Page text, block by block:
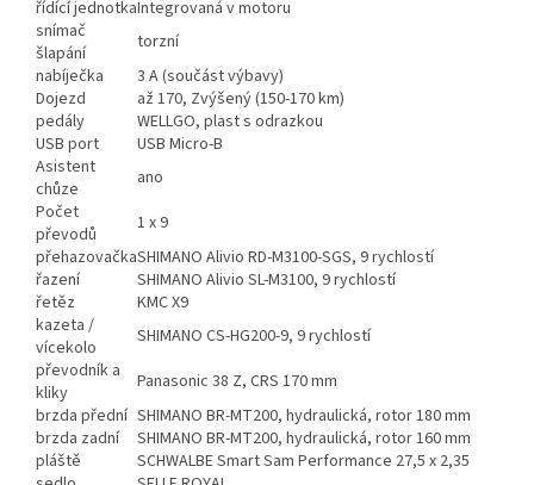
řídící jednotkaIntegrovaná v motoru
snímač
šlapání
torzní
nabíječka
3 A (součást výbavy)
Dojezd
až 170, Zvýšený (150-170 km)
pedály
WELLGO, plast s odrazkou
USB port
USB Micro-B
Asistent
chůze
ano
Počet
převodů
1 x 9
přehazovačkaSHIMANO Alivio RD-M3100-SGS, 9 rychlostí
řazení
SHIMANO Alivio SL-M3100, 9 rychlostí
řetěz
KMC X9
kazeta /
vícekolo
SHIMANO CS-HG200-9, 9 rychlostí
převodník a
kliky
Panasonic 38 Z, CRS 170 mm
brzda přední SHIMANO BR-MT200, hydraulická, rotor 180 mm
brzda zadní
SHIMANO BR-MT200, hydraulická, rotor 160 mm
pláště
SCHWALBE Smart Sam Performance 27,5 x 2,35